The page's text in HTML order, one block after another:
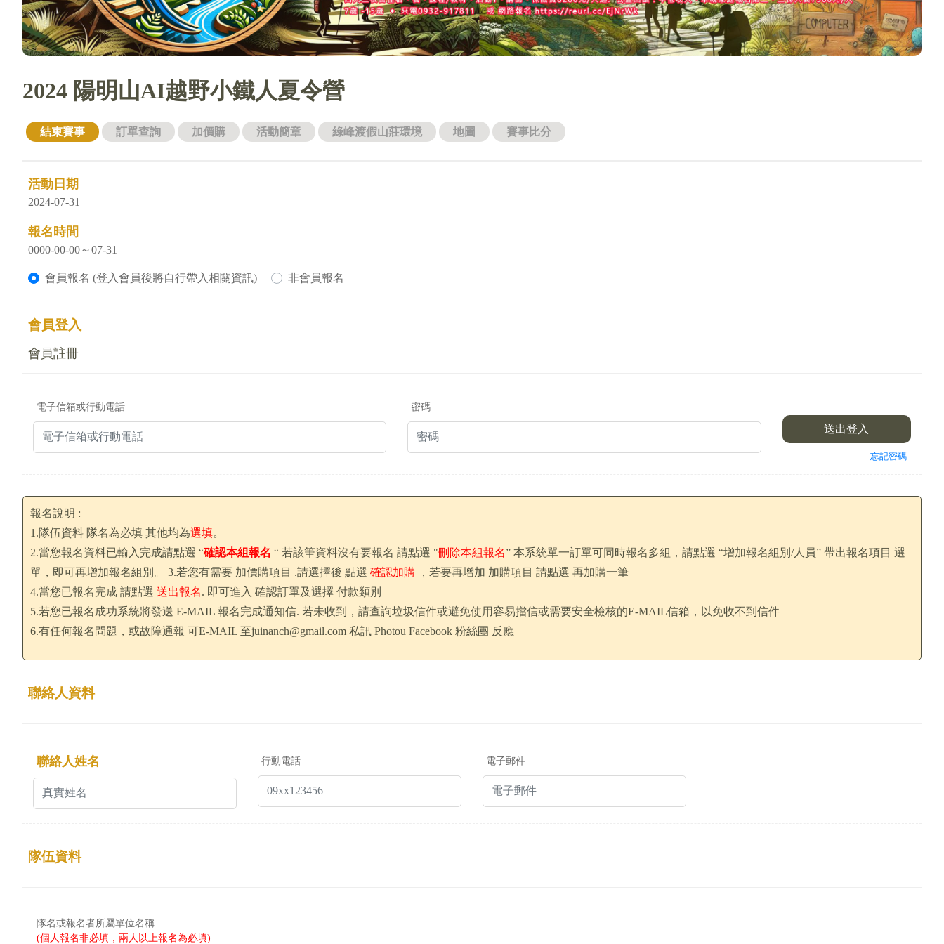
2024 陽明山AI越野小鐵人夏令營
結束賽事 訂單查詢 加價購 活動簡章 綠峰渡假山莊環境 地圖 賽事比分
活動日期
2024-07-31
報名時間
0000-00-00～07-31
會員報名 (登入會員後將自行帶入相關資訊) 非會員報名
會員登入
會員註冊
電子信箱或行動電話 密碼
送出登入
忘記密碼
報名說明 :
1.隊伍資料 隊名為必填 其他均為選填。
2.當您報名資料已輸入完成請點選 “確認本組報名 “ 若該筆資料沒有要報名 請點選 "刪除本組報名” 本系統單一訂單可同時報名多組，請點選 “增加報名組別/人員” 帶出報名項目 選
單，即可再增加報名組別。 3.若您有需要 加價購項目 .請選擇後 點選 確認加購 ，若要再增加 加購項目 請點選 再加購一筆
4.當您已報名完成 請點選 送出報名. 即可進入 確認訂單及選擇 付款類別
5.若您已報名成功系統將發送 E-MAIL 報名完成通知信. 若未收到，請查詢垃圾信件或避免使用容易擋信或需要安全檢核的E-MAIL信箱，以免收不到信件
6.有任何報名問題，或故障通報 可E-MAIL 至juinanch@gmail.com 私訊 Photou Facebook 粉絲團 反應
聯絡人資料
聯絡人姓名 行動電話 電子郵件
隊伍資料
隊名或報名者所屬單位名稱
(個人報名非必填，兩人以上報名為必填)